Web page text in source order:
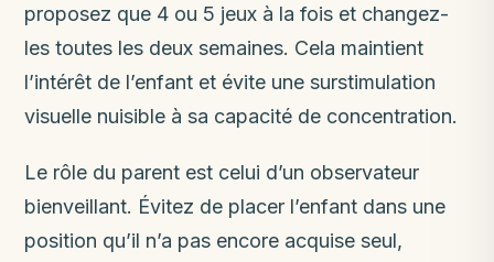
proposez que 4 ou 5 jeux à la fois et changez-
les toutes les deux semaines. Cela maintient
l’intérêt de l’enfant et évite une surstimulation
visuelle nuisible à sa capacité de concentration.
Le rôle du parent est celui d’un observateur
bienveillant. Évitez de placer l’enfant dans une
position qu’il n’a pas encore acquise seul,